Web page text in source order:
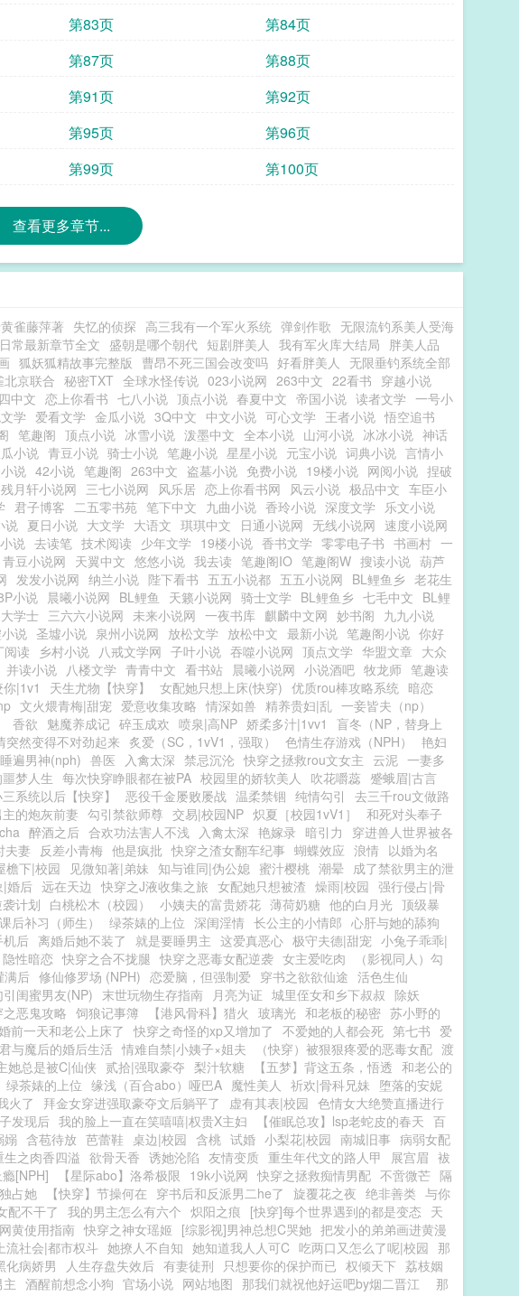
第83页
第84页
第87页
第88页
第91页
第92页
第95页
第96页
第99页 第100页
查看更多章节...
雀藤萍著 失忆的侦探 高三我有一个军火系统 弹剑作歌 无限流钓系美人受海
常最新章节全文 盛朝是哪个朝代 短剧胖美人 我有军火库大结局 胖美人品
狐妖狐精故事完整版 曹昂不死三国会改变吗 好看胖美人
无限垂钓系统全部
北京联合 秘密TXT 全球水怪传说 023小说网 263中文 22看书 穿越小说
中文 恋上你看书 七八小说 顶点小说 春夏中文 帝国小说 读者文学 一号小
学 爱看文学 金瓜小说 3Q中文 中文小说 可心文学 王者小说 悟空追书
笔趣阁 顶点小说 冰雪小说 泼墨中文 全本小说 山河小说 冰冰小说 神话
小说 青豆小说 骑士小说 笔趣小说 星星小说 元宝小说 词典小说 言情小
说 42小说 笔趣阁 263中文 盗墓小说 免费小说 19楼小说 网阅小说 捏破
残月轩小说网 三七小说网 风乐居 恋上你看书网 风云小说 极品中文 车臣小
君子博客 二五零书苑 笔下中文 九曲小说 香玲小说 深度文学 乐文小说
说 夏日小说 大文学 大语文 琪琪中文 日通小说网 无线小说网 速度小说网
说 去读笔 技术阅读 少年文学 19楼小说 香书文学 零零电子书 书画村 一
青豆小说网 天翼中文 悠悠小说 我去读 笔趣阁IO 笔趣阁W 搜读小说 葫芦
发发小说网 纳兰小说 陛下看书 五五小说都 五五小说网 BL鲤鱼乡 老花生
小说 晨曦小说网 BL鲤鱼 天籁小说网 骑士文学 BL鲤鱼乡 七毛中文 BL鲤
大学士 三六六小说网 未来小说网 一夜书库 麒麟中文网 妙书阁 九九小说
说 圣墟小说 泉州小说网 放松文学 放松中文 最新小说 笔趣阁小说 你好
阅读 乡村小说 八戒文学网 子叶小说 吞噬小说网 顶点文学 华盟文章 大众
并读小说 八楼文学 青青中文 看书站 晨曦小说网 小说酒吧 牧龙师 笔趣读
你|1v1 天生尤物【快穿】 女配她只想上床(快穿) 优质rou棒攻略系统 暗恋
文火煨青梅|甜宠 爱意收集攻略 情深如兽 精养贵妇|乱 一妾皆夫（np）
香欲 魅魔养成记 碎玉成欢 喷泉|高NP 娇柔多汁|1vv1
盲冬（NP，替身上
突然变得不对劲起来 炙爱（SC，1vV1，强取） 色情生存游戏（NPH）
艳妇
遍男神(nph) 兽医 入禽太深 禁忌沉沦 快穿之拯救rou文女主 云泥 一妻多
梦人生 每次快穿睁眼都在被PA 校园里的娇软美人 吹花嚼蕊 蹙蛾眉|古言
系统以后【快穿】 恶役千金屡败屡战 温柔禁锢 纯情勾引
去三千rou文做路
的炮灰前妻 勾引禁欲师尊 交易|校园NP 炽夏［校园1vV1］
和死对头奉子
醉酒之后 合欢功法害人不浅 入禽太深 艳嫁录 暗引力
穿进兽人世界被各
夫妻 反差小青梅 他是疯批 快穿之渣女翻车纪事 蝴蝶效应 浪情 以婚为名
檐下|校园 见微知著|弟妹 知与谁同|伪公媳 蜜汁樱桃 潮晕 成了禁欲男主的泄
婚后 远在天边 快穿之J液收集之旅 女配她只想被渣 燥雨|校园 强行侵占|骨
计划 白桃松木（校园） 小姨夫的富贵娇花 薄荷奶糖 他的白月光 顶级暴
课后补习（师生） 绿茶婊的上位 深闺淫情 长公主的小情郎 心肝与她的舔狗
后 离婚后她不装了 就是要睡男主 这爱真恶心 极守夫德|甜宠 小兔子乖乖|
隐性暗恋 快穿之合不拢腿 快穿之恶毒女配逆袭 女主爱吃肉
（影视同人）勾
满后 修仙修罗场 (NPH) 恋爱脑，但强制爱 穿书之欲欲仙途 活色生仙
引闺蜜男友(NP) 末世玩物生存指南 月亮为证 城里侄女和乡下叔叔 除妖
之恶鬼攻略 饲狼记事簿 【港风骨科】猎火 玻璃光 和老板的秘密 苏小野的
前一天和老公上床了 快穿之奇怪的xp又增加了 不爱她的人都会死 第七书 爱
与魔后的婚后生活 情难自禁|小姨子×姐夫 （快穿）被狠狠疼爱的恶毒女配 渡
她总是被C|仙侠 贰拾|强取豪夺 梨汁软糖 【五梦】背这五条，悟透 和老公的
绿茶婊的上位 缘浅（百合abo）哑巴A 魔性美人 祈欢|骨科兄妹 堕落的安妮
火了 拜金女穿进强取豪夺文后躺平了 虚有其表|校园 色情女大绝赞直播进行
发现后 我的脸上一直在笑嘻嘻|权贵X主妇 【催眠总攻】lsp老蛇皮的春天 百
嫋 含苞待放 芭蕾鞋 桌边|校园 含桃 试婚 小梨花|校园 南城旧事 病弱女配
生之肉香四溢 欲骨天香 诱她沦陷 友情变质 重生年代文的路人甲 展宫眉 袚
[NPH] 【星际abo】洛希极限 19k小说网 快穿之拯救痴情男配 不啻微芒 隔
占她 【快穿】节操何在 穿书后和反派男二he了 旋覆花之夜 绝非善类 与你
配不干了 我的男主怎么有六个 炽阳之痕 [快穿]每个世界遇到的都是变态 天
黄使用指南 快穿之神女瑶姬 [综影视]男神总想C哭她 把发小的弟弟画进黄漫
上流社会|都市权斗 她撩人不自知 她知道我人人可C 吃两口又怎么了呢|校园 那
化病娇男 人生存盘失效后 有妻徒刑 只想要你的保护而已 权倾天下 荔枝姻
酒醒前想念小狗 官场小说 网站地图 那我们就祝他好运吧by烟二晋江
那